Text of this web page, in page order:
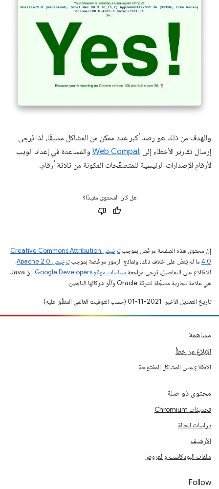
والهدف من ذلك هو رصد أكبر عدد ممكن من المشاكل مسبقًا، لذا يُرجى
إرسال تقارير الأخطاء إلى Web Compat والمساعدة في إعداد الويب
لأرقام الإصدارات الرئيسية للمتصفّحات المكونة من ثلاثة أرقام.
هل كان المحتوى مفيدًا؟
إنّ محتوى هذه الصفحة مرخّص بموجب
ترخيص Creative Commons Attribution
4.0‏ ما لم يُنصّ على خلاف ذلك، ونماذج الرموز مرخّصة بموجبترخيص Apache 2.0‏
.
للاطّلاع على التفاصيل، يُرجى مراجعة سياسات موقع Google Developers‏
. إنّ Java
هي علامة تجارية مسجَّلة لشركة Oracle و/أو شركائها التابعين.
تاريخ التعديل الأخير: 2021-11-01 (حسب التوقيت العالمي المتفَّق عليه)
مساهمة
الإبلاغ عن خطأ
الاطّلاع على المشاكل المفتوحة
محتوى ذو صلة
تحديثات Chromium
دراسات الحالة
الأرشيف
ملفات البودكاست والعروض
Follow